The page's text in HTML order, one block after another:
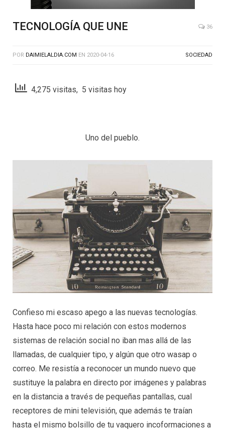
TECNOLOGÍA QUE UNE 36
POR DAIMIELALDIA.COM EN 2020-04-16 SOCIEDAD
4,275 visitas, 5 visitas hoy
Uno del pueblo.
Confieso mi escaso apego a las nuevas tecnologías.
Hasta hace poco mi relación con estos modernos
sistemas de relación social no iban mas allá de las
llamadas, de cualquier tipo, y algún que otro wasap o
correo. Me resistía a reconocer un mundo nuevo que
sustituye la palabra en directo por imágenes y palabras
en la distancia a través de pequeñas pantallas, cual
receptores de mini televisión, que además te traían
hasta el mismo bolsillo de tu vaquero incoformaciones a